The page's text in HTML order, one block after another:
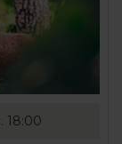
18:00